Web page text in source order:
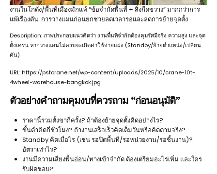
งานในโกดัง/พื้นที่เมืองมักแพ้ “ข้อจำกัดพื้นที่ + สิ่งกีดขวาง” มากกว่าการ
แพ้เรื่องตัน: การวางแผนก่อนยกช่วยลดเวลารอและลดการย้ายจุดตั้ง
Description: ภาพประกอบแนวคิดว่า งานพื้นที่จำกัดต้องคุมรัศมีจริง ความสูง และจุด
ตั้งเครน หากวางแผนไม่ครบจะเกิดค่าใช้จ่ายแฝง (Standby/ย้ายตำแหน่ง/เปลี่ยน
คัน)
URL: https://pstcrane.net/wp-content/uploads/2025/10/crane-10t-
4wheel-warehouse-bangkok.jpg
ตัวอย่างคำถามคุมงบที่ควรถาม “ก่อนอนุมัติ”
ราคานี้รวมตั้งขากี่ครั้ง? ถ้าต้องย้ายจุดตั้งคิดอย่างไร?
ขั้นต่ำคิดกี่ชั่วโมง? ถ้างานเสร็จเร็วคิดเต็มวันหรือคิดตามจริง?
Standby คิดเมื่อไร (เช่น รอปิดพื้นที่/รอหน่วยงาน/รอชิ้นงาน)?
อัตราเท่าไร?
งานมีความเสี่ยงพื้นอ่อน/ทางเข้าจำกัด ต้องเตรียมอะไรเพิ่ม และใคร
รับผิดชอบ?